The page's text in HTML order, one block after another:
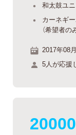
和太鼓ユ
カーネギ
（希望者の
2017年08
5人が応援
20000